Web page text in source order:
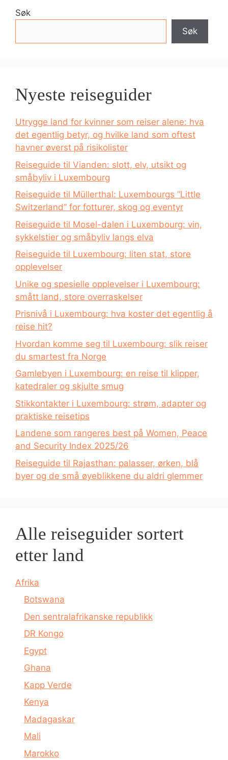
Søk
Søk
Nyeste reiseguider
Utrygge land for kvinner som reiser alene: hva
det egentlig betyr, og hvilke land som oftest
havner øverst på risikolister
Reiseguide til Vianden: slott, elv, utsikt og
småbyliv i Luxembourg
Reiseguide til Müllerthal: Luxembourgs “Little
Switzerland” for fotturer, skog og eventyr
Reiseguide til Mosel-dalen i Luxembourg: vin,
sykkelstier og småbyliv langs elva
Reiseguide til Luxembourg: liten stat, store
opplevelser
Unike og spesielle opplevelser i Luxembourg:
smått land, store overraskelser
Prisnivå i Luxembourg: hva koster det egentlig å
reise hit?
Hvordan komme seg til Luxembourg: slik reiser
du smartest fra Norge
Gamlebyen i Luxembourg: en reise til klipper,
katedraler og skjulte smug
Stikkontakter i Luxembourg: strøm, adapter og
praktiske reisetips
Landene som rangeres best på Women, Peace
and Security Index 2025/26
Reiseguide til Rajasthan: palasser, ørken, blå
byer og de små øyeblikkene du aldri glemmer
Alle reiseguider sortert
etter land
Afrika
Botswana
Den sentralafrikanske republikk
DR Kongo
Egypt
Ghana
Kapp Verde
Kenya
Madagaskar
Mali
Marokko